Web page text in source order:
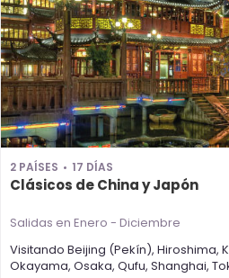
2 PAÍSES 17 DÍAS
Clásicos de China y Japón
Salidas en Enero - Diciembre
Visitando Beijing (Pekín), Hiroshima,
Okayama, Osaka, Qufu, Shanghai,